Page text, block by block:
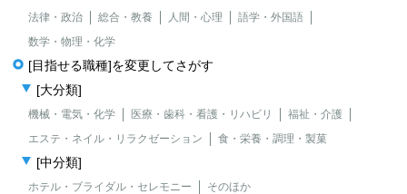
法律・政治 総合・教養 人間・心理
語学・外国語
数学・物理・化学
[目指せる職種]を変更してさがす
[大分類]
機械・電気・化学 医療・歯科・看護・リハビリ
福祉・介護
エステ・ネイル・リラクゼーション
食・栄養・調理・製菓
[中分類]
ホテル・ブライダル・セレモニー そのほか